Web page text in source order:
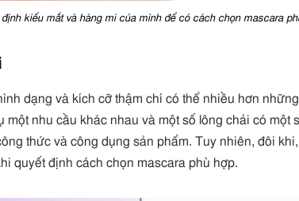
kiểu mắt và hàng mi của mình để có cách chọn mascara
dạng và kích cỡ thậm chí có thể nhiều hơn
một nhu cầu khác nhau và một số lông chải có một
thức và công dụng sản phẩm. Tuy nhiên, đôi
quyết định cách chọn mascara phù hợp.